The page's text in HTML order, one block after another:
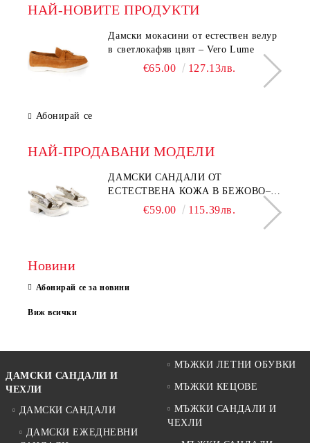
НАЙ-НОВИТЕ ПРОДУКТИ
Дамски мокасини от естествен велур
в светлокафяв цвят – Vero Lume
€65.00 127.13лв.
Абонирай се
НАЙ-ПРОДАВАНИ МОДЕЛИ
ДАМСКИ САНДАЛИ ОТ
ЕСТЕСТВЕНА КОЖА В БЕЖОВО–
МОДЕЛ NOVA.
€59.00 115.39лв.
Новини
Абонирай се за новини
Виж всички
ДАМСКИ САНДАЛИ И
ЧЕХЛИ
ДАМСКИ САНДАЛИ
ДАМСКИ ЕЖЕДНЕВНИ
МЪЖКИ ЛЕТНИ ОБУВКИ
МЪЖКИ КЕЦОВЕ
МЪЖКИ САНДАЛИ И
ЧЕХЛИ